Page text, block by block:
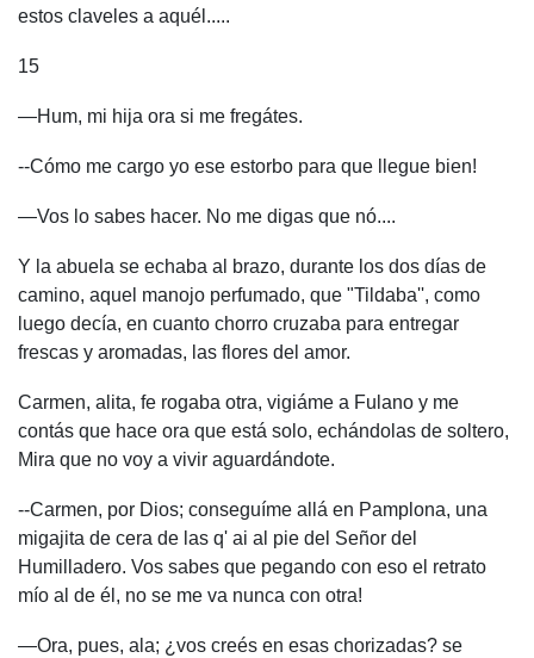
estos claveles a aquél.....
15
—Hum, mi hija ora si me fregátes.
--Cómo me cargo yo ese estorbo para que llegue bien!
—Vos lo sabes hacer. No me digas que nó....
Y la abuela se echaba al brazo, durante los dos días de
camino, aquel manojo perfumado, que "Tildaba'', como
luego decía, en cuanto chorro cruzaba para entregar
frescas y aromadas, las flores del amor.
Carmen, alita, fe rogaba otra, vigiáme a Fulano y me
contás que hace ora que está solo, echándolas de soltero,
Mira que no voy a vivir aguardándote.
--Carmen, por Dios; conseguíme allá en Pamplona, una
migajita de cera de las q' ai al pie del Señor del
Humilladero. Vos sabes que pegando con eso el retrato
mío al de él, no se me va nunca con otra!
—Ora, pues, ala; ¿vos creés en esas chorizadas? se